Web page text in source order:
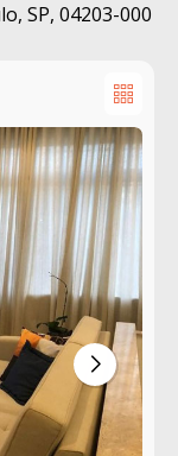
SP, 04203-000